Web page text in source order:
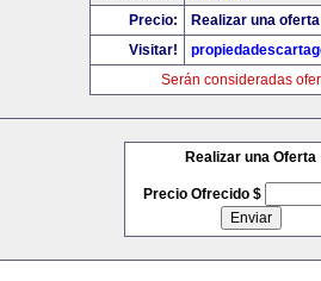
Precio:
Realizar una
Visitar!
Serán consideradas
Realizar una Oferta
Precio Ofrecido $